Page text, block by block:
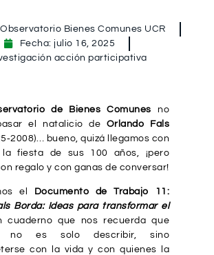
Observatorio Bienes Comunes UCR
Fecha: julio 16, 2025
acción participativa
de Bienes Comunes no
el natalicio de Orlando Fals
bueno, quizá llegamos con
fiesta de sus 100 años, ¡pero
regalo y con ganas de conversar!
el Documento de Trabajo 11:
Borda: Ideas para transformar el
cuaderno que nos recuerda que
no es solo describir, sino
con la vida y con quienes la